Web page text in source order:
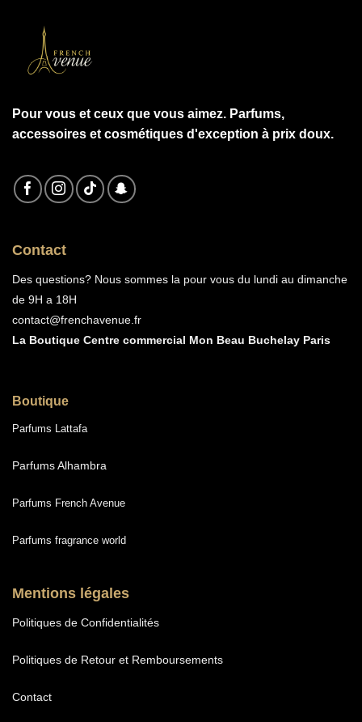
Pour vous et ceux que vous aimez. Parfums,
accessoires et cosmétiques d'exception à prix doux.
Boutique
Parfums Lattafa
Parfums Alhambra
Parfums French Avenue
Parfums fragrance world
Mentions légales
Politiques de Confidentialités
Politiques de Retour et Remboursements
Contact
Contact
Des questions? Nous sommes la pour vous du lundi au dimanche
de 9H a 18H
contact@frenchavenue.fr
La Boutique Centre commercial Mon Beau Buchelay Paris